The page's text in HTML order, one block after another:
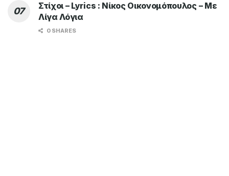
Στίχοι – Lyrics : Νίκος Οικονομόπουλος – Με
Λίγα Λόγια
0 SHARES